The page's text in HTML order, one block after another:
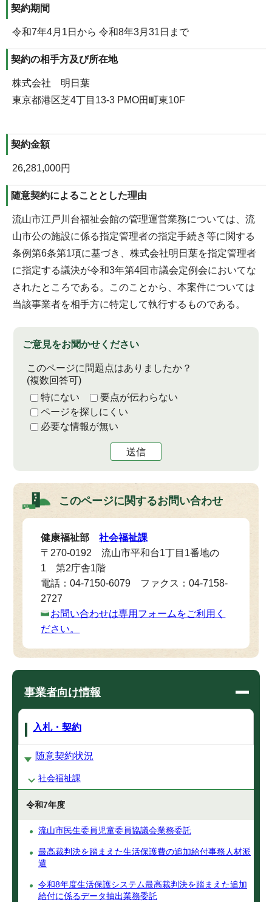
契約期間
令和7年4月1日から 令和8年3月31日まで
契約の相手方及び所在地
株式会社 明日葉
東京都港区芝4丁目13-3 PMO田町東10F
契約金額
26,281,000円
随意契約によることとした理由
流山市江戸川台福祉会館の管理運営業務については、流
山市公の施設に係る指定管理者の指定手続き等に関する
条例第6条第1項に基づき、株式会社明日葉を指定管理者
に指定する議決が令和3年第4回市議会定例会においてな
されたところである。このことから、本案件については
当該事業者を相手方に特定して執行するものである。
ご意見をお聞かせください
このページに問題点はありましたか？
(複数回答可)
特にない
要点が伝わらない
ページを探しにくい
必要な情報が無い
送信
このページに関するお問い合わせ
健康福祉部社会福祉課
〒270-0192 流山市平和台1丁目1番地の
1 第2庁舎1階
電話：04-7150-6079 ファクス：04-7158-
2727
お問い合わせは専用フォームをご利用く
ださい。
事業者向け情報
入札・契約
随意契約状況
社会福祉課
令和7年度
流山市民生委員児童委員協議会業務委託
最高裁判決を踏まえた生活保護費の追加給付事務人材派
遣
令和8年度生活保護システム最高裁判決を踏まえた追加
給付に係るデータ抽出業務委託